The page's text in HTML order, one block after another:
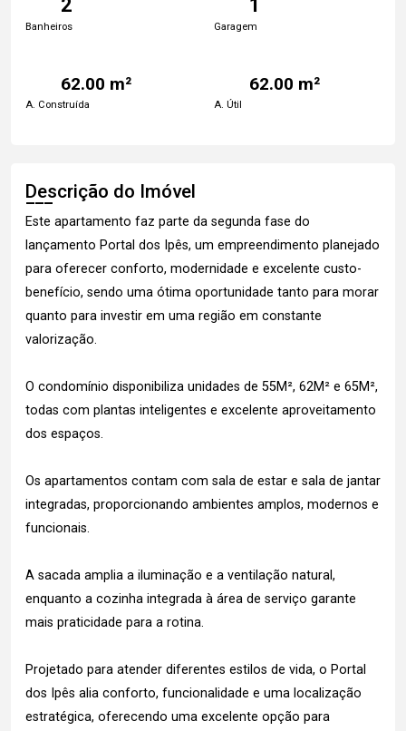
2
Banheiros
1
Garagem
62.00 m²
A. Construída
62.00 m²
A. Útil
Descrição do Imóvel
Este apartamento faz parte da segunda fase do
lançamento Portal dos Ipês, um empreendimento planejado
para oferecer conforto, modernidade e excelente custo-
benefício, sendo uma ótima oportunidade tanto para morar
quanto para investir em uma região em constante
valorização.
O condomínio disponibiliza unidades de 55M², 62M² e 65M²,
todas com plantas inteligentes e excelente aproveitamento
dos espaços.
Os apartamentos contam com sala de estar e sala de jantar
integradas, proporcionando ambientes amplos, modernos e
funcionais.
A sacada amplia a iluminação e a ventilação natural,
enquanto a cozinha integrada à área de serviço garante
mais praticidade para a rotina.
Projetado para atender diferentes estilos de vida, o Portal
dos Ipês alia conforto, funcionalidade e uma localização
estratégica, oferecendo uma excelente opção para